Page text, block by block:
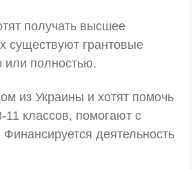
получать высшее
существуют грантовые
или полностью.
из Украины и хотят помочь
11 классов, помогают с
деятельность